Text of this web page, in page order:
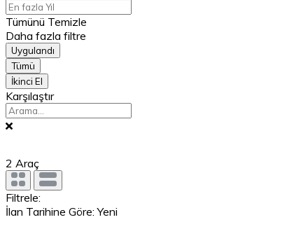
Tümünü Temizle
Daha fazla filtre
Uygulandı
Tümü
İkinci El
Karşılaştır
2 Araç
Filtrele:
İlan Tarihine Göre: Yeni